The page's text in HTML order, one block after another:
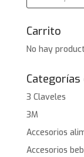
productos
Carrito
No hay
3 Claveles
3M
Accesorios
Accesorios